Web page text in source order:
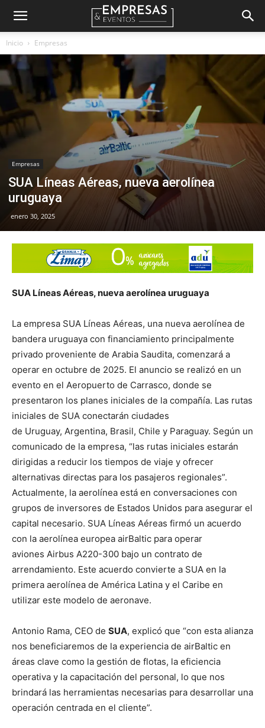
Empresas
&
Eventos
Inicio Empresas
Empresas
SUA Líneas Aéreas, nueva aerolínea
uruguaya
enero 30, 2025
SUA Líneas Aéreas, nueva aerolínea uruguaya
La empresa SUA Líneas Aéreas, una nueva aerolínea de
bandera uruguaya con financiamiento principalmente
privado proveniente de Arabia Saudita, comenzará a
operar en octubre de 2025. El anuncio se realizó en un
evento en el Aeropuerto de Carrasco, donde se
presentaron los planes iniciales de la compañía. Las rutas
iniciales de SUA conectarán ciudades
de Uruguay, Argentina, Brasil, Chile y Paraguay. Según un
comunicado de la empresa, “las rutas iniciales estarán
dirigidas a reducir los tiempos de viaje y ofrecer
alternativas directas para los pasajeros regionales”.
Actualmente, la aerolínea está en conversaciones con
grupos de inversores de Estados Unidos para asegurar el
capital necesario. SUA Líneas Aéreas firmó un acuerdo
con la aerolínea europea airBaltic para operar
aviones Airbus A220-300 bajo un contrato de
arrendamiento. Este acuerdo convierte a SUA en la
primera aerolínea de América Latina y el Caribe en
utilizar este modelo de aeronave.
Antonio Rama, CEO de SUA, explicó que “con esta alianza
nos beneficiaremos de la experiencia de airBaltic en
áreas clave como la gestión de flotas, la eficiencia
operativa y la capacitación del personal, lo que nos
brindará las herramientas necesarias para desarrollar una
operación centrada en el cliente”.